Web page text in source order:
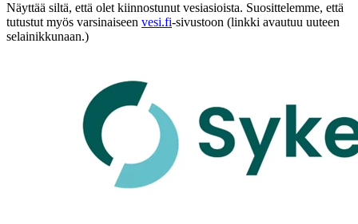
Näyttää siltä, että olet kiinnostunut vesiasioista. Suosittelemme, että
tutustut myös varsinaiseen vesi.fi-sivustoon (linkki avautuu uuteen
selainikkunaan.)